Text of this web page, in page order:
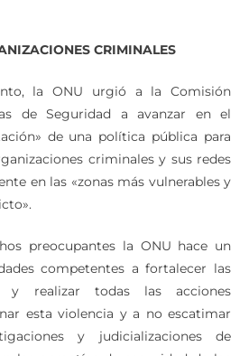
Llano Verde, en Cali, capital del
la ONU urgió a la Comisión
de Seguridad a avanzar en el
de una política pública para
criminales y sus redes
en las «zonas más vulnerables y
preocupantes la ONU hace un
competentes a fortalecer las
y realizar todas las acciones
esta violencia y a no escatimar